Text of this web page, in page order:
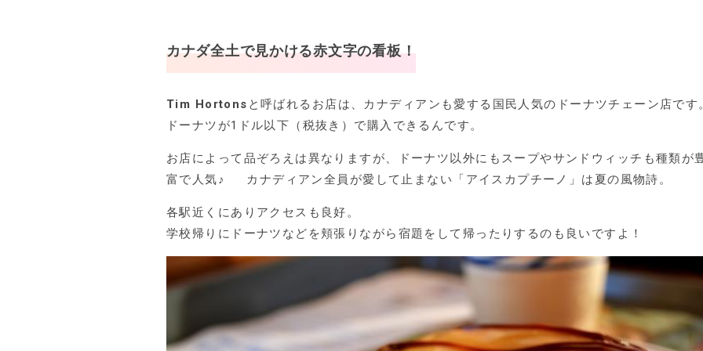
カナダ全土で見かける赤文字の看板！
Tim Hortons と呼ばれるお店は、カナディアンも愛する国民人気のドーナツチェーン店です
ドーナツが1ドル以下（税抜き）で購入できるんです。
お店によって品ぞろえは異なりますが、ドーナツ以外にもスープやサンドウィッチも種類が
富で人気♪ カナディアン全員が愛して止まない「アイスカプチーノ」は夏の風物詩。
各駅近くにありアクセスも良好。
学校帰りにドーナツなどを頬張りながら宿題をして帰ったりするのも良いですよ！